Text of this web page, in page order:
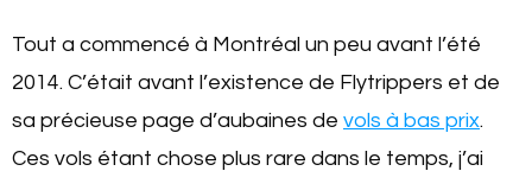
Tout a commencé à Montréal un peu avant l’été
2014. C’était avant l’existence de Flytrippers et de
sa précieuse page d’aubaines de vols à bas prix.
Ces vols étant chose plus rare dans le temps, j’ai